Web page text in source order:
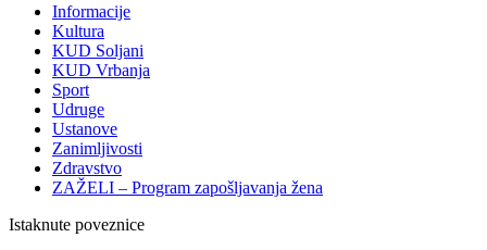
Informacije
Kultura
KUD Soljani
KUD Vrbanja
Sport
Udruge
Ustanove
Zanimljivosti
Zdravstvo
ZAŽELI – Program zapošljavanja žena
Istaknute poveznice